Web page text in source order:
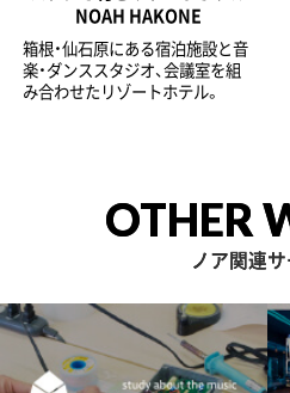
NOAH HAKONE
箱根・仙石原にある宿泊施設と音
楽・ダンススタジオ、会議室を組
み合わせたリゾートホテル。
OTHER
ノア関連